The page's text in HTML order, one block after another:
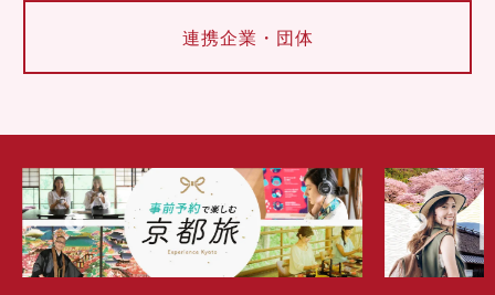
連携企業・団体